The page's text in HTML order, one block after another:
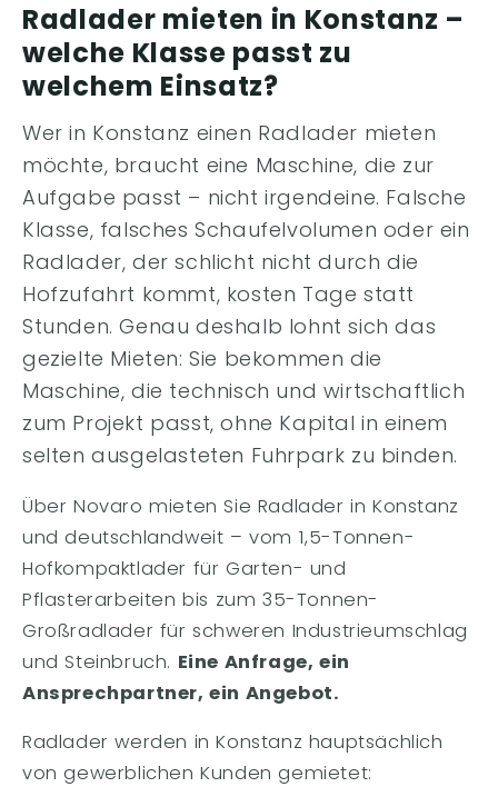
Radlader mieten in Konstanz –
welche Klasse passt zu
welchem Einsatz?
Wer in Konstanz einen Radlader mieten
möchte, braucht eine Maschine, die zur
Aufgabe passt – nicht irgendeine. Falsche
Klasse, falsches Schaufelvolumen oder ein
Radlader, der schlicht nicht durch die
Hofzufahrt kommt, kosten Tage statt
Stunden. Genau deshalb lohnt sich das
gezielte Mieten: Sie bekommen die
Maschine, die technisch und wirtschaftlich
zum Projekt passt, ohne Kapital in einem
selten ausgelasteten Fuhrpark zu binden.
Über Novaro mieten Sie Radlader in Konstanz
und deutschlandweit – vom 1,5-Tonnen-
Hofkompaktlader für Garten- und
Pflasterarbeiten bis zum 35-Tonnen-
Großradlader für schweren Industrieumschlag
und Steinbruch. Eine Anfrage, ein
Ansprechpartner, ein Angebot.
Radlader werden in Konstanz hauptsächlich
von gewerblichen Kunden gemietet: